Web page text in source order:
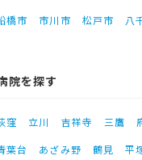
橋市 市川市 松戸市 八
院を探す
窪 立川 吉祥寺 三鷹
葉台 あざみ野 鶴見 平